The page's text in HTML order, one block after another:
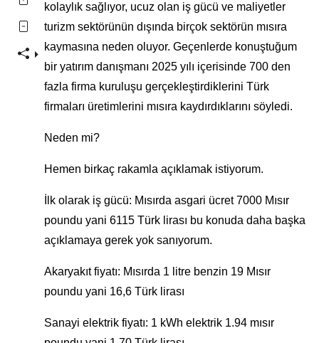
kolaylık sağlıyor, ucuz olan iş gücü ve maliyetler
turizm sektörünün dışında birçok sektörün mısıra
kaymasına neden oluyor. Geçenlerde konuştuğum
bir yatırım danışmanı 2025 yılı içerisinde 700 den
fazla firma kuruluşu gerçekleştirdiklerini Türk
firmaları üretimlerini mısıra kaydırdıklarını söyledi.
Neden mi?
Hemen birkaç rakamla açıklamak istiyorum.
İlk olarak iş gücü: Mısırda asgari ücret 7000 Mısır
poundu yani 6115 Türk lirası bu konuda daha başka
açıklamaya gerek yok sanıyorum.
Akaryakıt fiyatı: Mısırda 1 litre benzin 19 Mısır
poundu yani 16,6 Türk lirası
Sanayi elektrik fiyatı: 1 kWh elektrik 1.94 mısır